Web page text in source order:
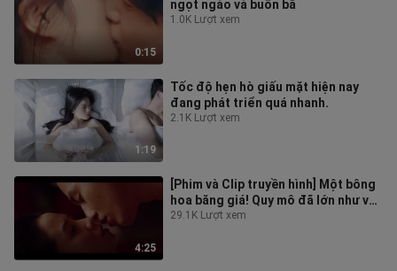
0:15
ngọt ngào và buồn bã
1.0K Lượt xem
1:19
Tốc độ hẹn hò giấu mặt hiện nay
đang phát triển quá nhanh.
2.1K Lượt xem
4:25
[Phim và Clip truyền hình] Một bông
hoa băng giá! Quy mô đã lớn như vậy
mười năm trước! Hãy tặng bạn
29.1K Lượt xem
Bahasa Melayu